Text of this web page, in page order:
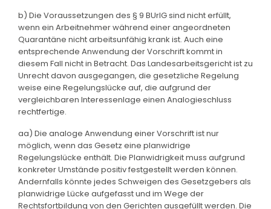
b) Die Voraussetzungen des § 9 BUrlG sind nicht erfüllt,
wenn ein Arbeitnehmer während einer angeordneten
Quarantäne nicht arbeitsunfähig krank ist. Auch eine
entsprechende Anwendung der Vorschrift kommt in
diesem Fall nicht in Betracht. Das Landesarbeitsgericht ist zu
Unrecht davon ausgegangen, die gesetzliche Regelung
weise eine Regelungslücke auf, die aufgrund der
vergleichbaren Interessenlage einen Analogieschluss
rechtfertige.
aa) Die analoge Anwendung einer Vorschrift ist nur
möglich, wenn das Gesetz eine planwidrige
Regelungslücke enthält. Die Planwidrigkeit muss aufgrund
konkreter Umstände positiv festgestellt werden können.
Andernfalls könnte jedes Schweigen des Gesetzgebers als
planwidrige Lücke aufgefasst und im Wege der
Rechtsfortbildung von den Gerichten ausgefüllt werden. Die